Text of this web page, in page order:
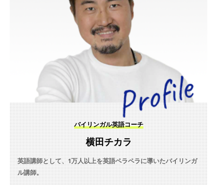
バイリンガル英語コーチ
横田チカラ
英語講師として、1万人以上を英語ペラペラに導いたバイリンガ
ル講師。